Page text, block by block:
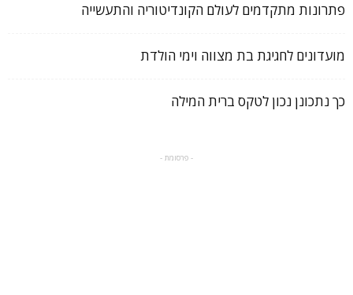
פתרונות מתקדמים לעולם הקונדיטוריה והתעשייה
מועדונים לחגיגת בת מצווה וימי הולדת
כך נתכונן נכון לטקס ברית המילה
- פרסומת -